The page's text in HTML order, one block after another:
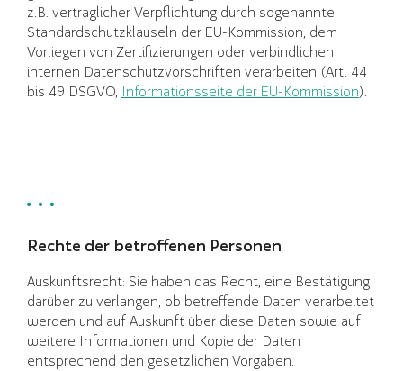
z.B. vertraglicher Verpflichtung durch sogenannte
Standardschutzklauseln der EU-Kommission, dem
Vorliegen von Zertifizierungen oder verbindlichen
internen Datenschutzvorschriften verarbeiten (Art. 44
bis 49 DSGVO, Informationsseite der EU-Kommission).
Rechte der betroffenen Personen
Auskunftsrecht: Sie haben das Recht, eine Bestätigung
darüber zu verlangen, ob betreffende Daten verarbeitet
werden und auf Auskunft über diese Daten sowie auf
weitere Informationen und Kopie der Daten
entsprechend den gesetzlichen Vorgaben.